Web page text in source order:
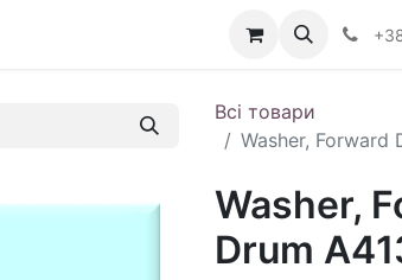
Всі товари
Washer, Forward
Washer,
Drum